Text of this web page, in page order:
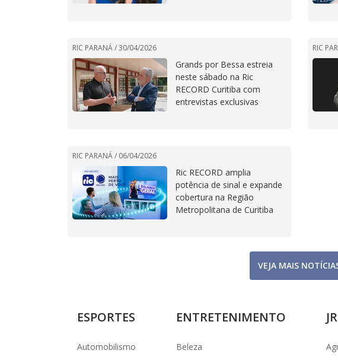
RIC PARANÁ /30/04/2026
Grands por Bessa estreia
neste sábado na Ric
RECORD Curitiba com
entrevistas exclusivas
RIC
RIC PARANÁ / 06/04/2026
Ric RECORD amplia
potência de sinal e expande
cobertura na Região
Metropolitana de Curitiba
VEJA MAIS
ESPORTES
Automobilismo
ENTRETENIMENTO
Beleza